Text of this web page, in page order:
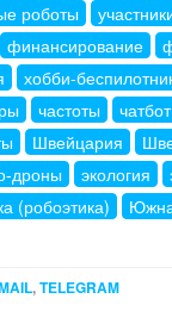
роботы
финансирование
хобби-
частоты
чатбот
Швейцария
дроны экология
(робоэтика)
,TELEGRAM